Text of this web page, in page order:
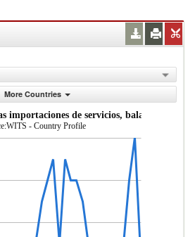
More Countries
importaciones de servicios, balanza de
- Country Profile